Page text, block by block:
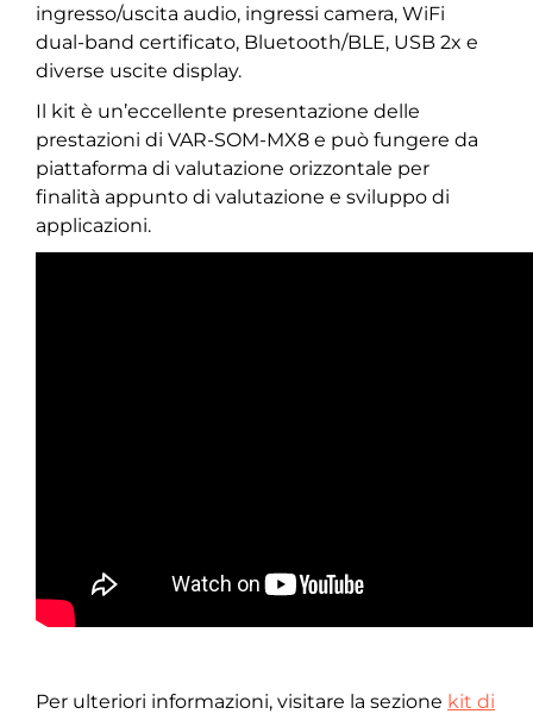
ingresso/uscita audio, ingressi camera, WiFi
dual-band certificato, Bluetooth/BLE, USB 2x e
diverse uscite display.
Il kit è un’eccellente presentazione delle
prestazioni di VAR-SOM-MX8 e può fungere da
piattaforma di valutazione orizzontale per
finalità appunto di valutazione e sviluppo di
applicazioni.
Per ulteriori informazioni, visitare la sezione kit di